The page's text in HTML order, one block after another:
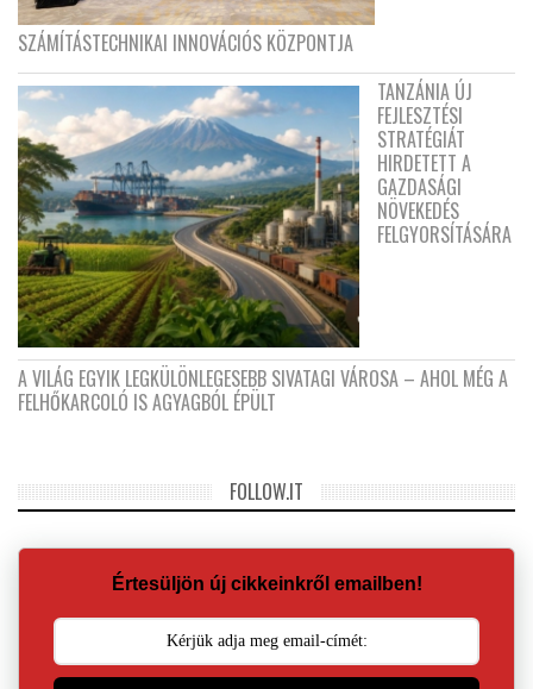
SZÁMÍTÁSTECHNIKAI INNOVÁCIÓS KÖZPONTJA
TANZÁNIA ÚJ
FEJLESZTÉSI
STRATÉGIÁT
HIRDETETT A
GAZDASÁGI
NÖVEKEDÉS
FELGYORSÍTÁSÁRA
A VILÁG EGYIK LEGKÜLÖNLEGESEBB SIVATAGI VÁROSA – AHOL MÉG A
FELHŐKARCOLÓ IS AGYAGBÓL ÉPÜLT
FOLLOW.IT
Értesüljön új cikkeinkről emailben!